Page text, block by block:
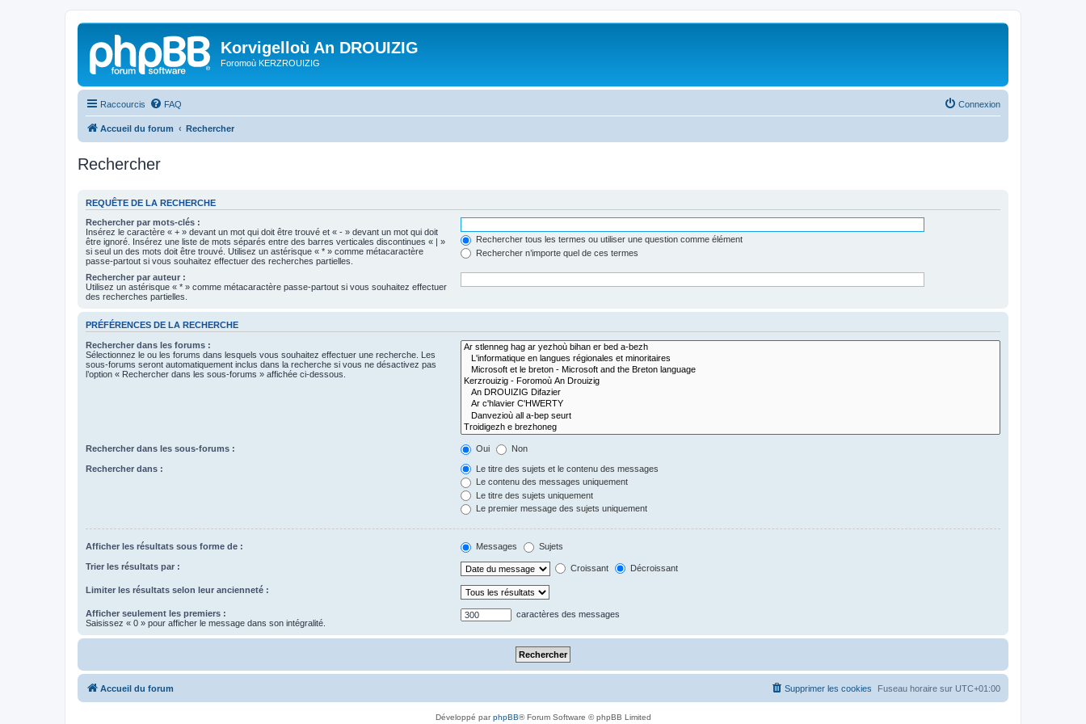
Korvigelloù An DROUIZIG
Foromoù KERZROUIZIG
Raccourcis FAQ Connexion
Accueil du forum Rechercher
Rechercher
REQUÊTE DE LA RECHERCHE
Rechercher par mots-clés :
Insérez le caractère « + » devant un mot qui doit être trouvé et « - » devant un mot qui doit
être ignoré. Insérez une liste de mots séparés entre des barres verticales discontinues « | »
si seul un des mots doit être trouvé. Utilisez un astérisque « * » comme métacaractère
passe-partout si vous souhaitez effectuer des recherches partielles.
Rechercher tous les termes ou utiliser une question comme élément
Rechercher n’importe quel de ces termes
Rechercher par auteur :
Utilisez un astérisque « * » comme métacaractère passe-partout si vous souhaitez effectuer
des recherches partielles.
PRÉFÉRENCES DE LA RECHERCHE
Rechercher dans les forums :
Sélectionnez le ou les forums dans lesquels vous souhaitez effectuer une recherche. Les
sous-forums seront automatiquement inclus dans la recherche si vous ne désactivez pas
l’option « Rechercher dans les sous-forums » affichée ci-dessous.
Rechercher dans les sous-forums : Oui Non
Rechercher dans :
Le titre des sujets et le contenu des messages
Le contenu des messages uniquement
Le titre des sujets uniquement
Le premier message des sujets uniquement
Afficher les résultats sous forme de : Messages Sujets
Trier les résultats par : Croissant Décroissant
Limiter les résultats selon leur ancienneté :
Afficher seulement les premiers :
Saisissez « 0 » pour afficher le message dans son intégralité.
caractères des messages
Accueil du forum Fuseau horaire sur UTC+01:00
Supprimer les cookies
Développé parphpBB® Forum Software © phpBB Limited